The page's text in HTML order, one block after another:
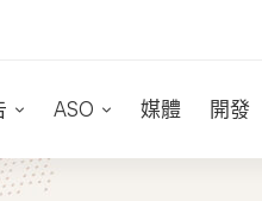
ASO 媒體 開發